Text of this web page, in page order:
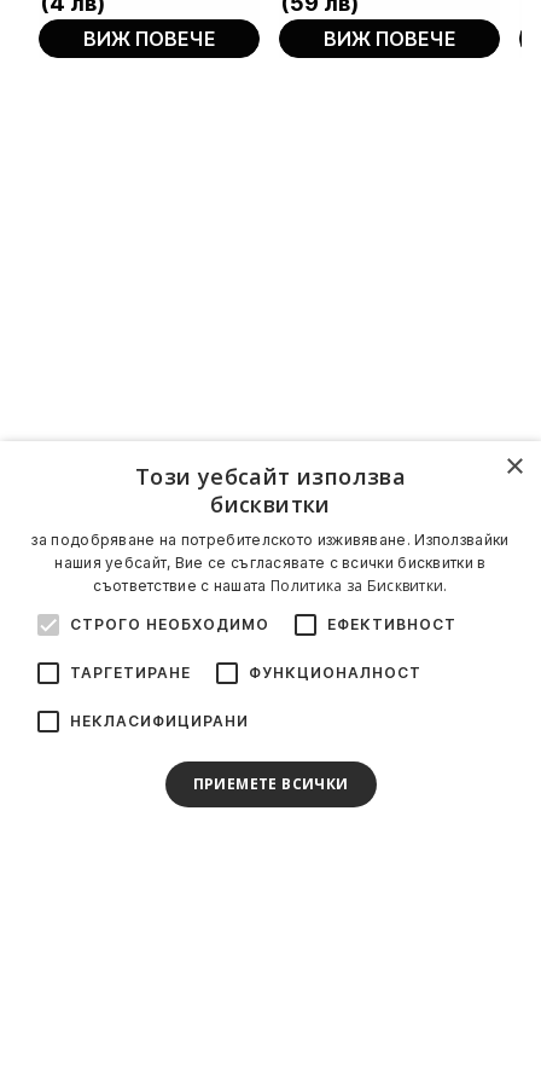
2.50 €.
2.13 €.
ВИЖ ПОВЕЧЕ
35.79 €.
30.42 €.
ВИЖ ПОВЕЧЕ
×
Този уебсайт използва
бисквитки
за подобряване на потребителското изживяване. Използвайки
нашия уебсайт, Вие се съгласявате с всички бисквитки в
съответствие с нашата Политика за Бисквитки.
СТРОГО НЕОБХОДИМО ЕФЕКТИВНОСТ
ТАРГЕТИРАНЕ ФУНКЦИОНАЛНОСТ
НЕКЛАСИФИЦИРАНИ
ПРИЕМЕТЕ ВСИЧКИ